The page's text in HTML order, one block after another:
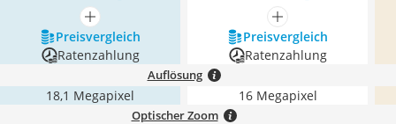
mehr anzeigen
mehr anzeigen
Preis­vergleich
Preis­vergleich
Ratenzahlung
Ratenzahlung
Auflösung
18,1 Megapixel 16 Megapixel
Optischer Zoom